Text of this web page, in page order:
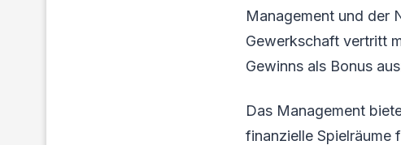
Management und der
Gewerkschaft vertritt
Gewinns als Bonus
Das Management
finanzielle Spielräume